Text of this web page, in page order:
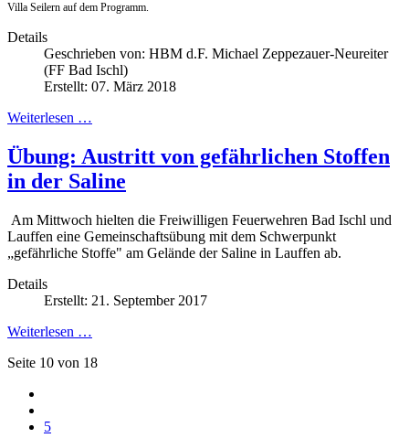
Villa Seilern auf dem Programm.
Details
Geschrieben von: HBM d.F. Michael Zeppezauer-Neureiter
(FF Bad Ischl)
Erstellt: 07. März 2018
Weiterlesen …
Übung: Austritt von gefährlichen Stoffen
in der Saline
Am Mittwoch hielten die Freiwilligen Feuerwehren Bad Ischl und
Lauffen eine Gemeinschaftsübung mit dem Schwerpunkt
„gefährliche Stoffe" am Gelände der Saline in Lauffen ab.
Details
Erstellt: 21. September 2017
Weiterlesen …
Seite 10 von 18
5